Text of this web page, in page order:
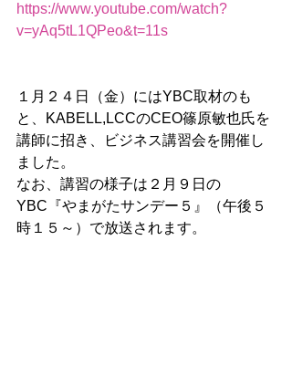
https://www.youtube.com/watch?
v=yAq5tL1QPeo&t=11s
１月２４日（金）にはYBC取材のも
と、KABELL,LCCのCEO篠原敏也氏を
講師に招き、ビジネス講習会を開催し
ました。
なお、講習の様子は２月９日の
YBC『やまがたサンデー５』（午後５
時１５～）で放送されます。